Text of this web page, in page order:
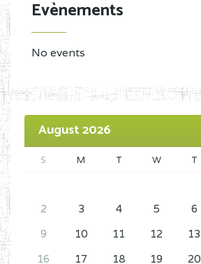
Evènements
No events
August 2026
S M T W T
2
3 4 5 6
9
10 11 12 13
16
17 18 19 20